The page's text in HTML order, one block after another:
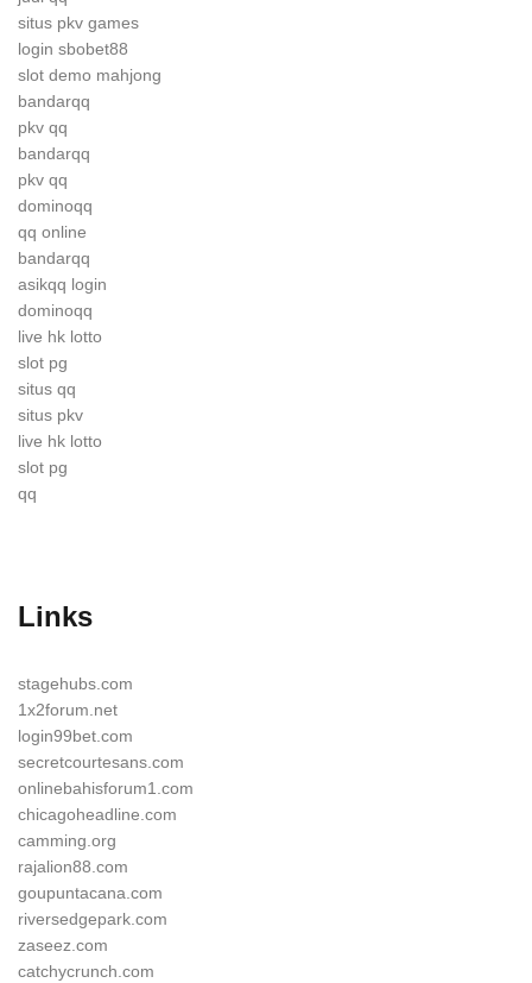
situs pkv games
login sbobet88
slot demo mahjong
bandarqq
pkv qq
bandarqq
pkv qq
dominoqq
qq online
bandarqq
asikqq login
dominoqq
live hk lotto
slot pg
situs qq
situs pkv
live hk lotto
slot pg
qq
Links
stagehubs.com
1x2forum.net
login99bet.com
secretcourtesans.com
onlinebahisforum1.com
chicagoheadline.com
camming.org
rajalion88.com
goupuntacana.com
riversedgepark.com
zaseez.com
catchycrunch.com